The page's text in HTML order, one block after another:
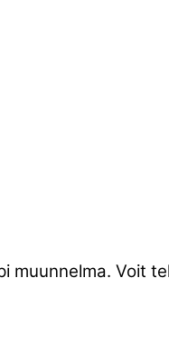
muunnelma. Voit